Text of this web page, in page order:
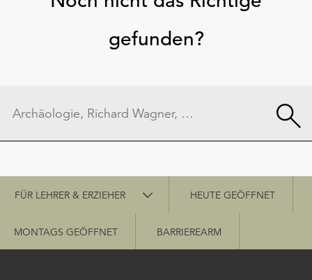
gefunden?
Schnellzugriff
FÜR LEHRER & ERZIEHER HEUTE GEÖFFNET
MONTAGS GEÖFFNET BARRIEREARM